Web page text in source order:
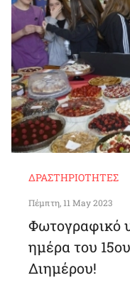
ΔΡΑΣΤΗΡΙΌΤΗΤΕΣ
Πέμπτη, 11 May 2023
Φωτογραφικό
ημέρα του
Διημέρου!